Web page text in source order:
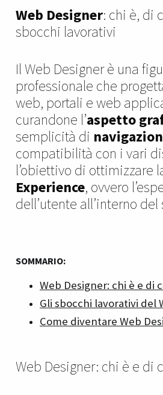
Web Designer: chi è, di
sbocchi lavorativi
Il Web Designer è una
professionale che
web, portali e web
curandone l’aspetto
semplicità di
compatibilità con i vari
l’obiettivo di ottimizzare
Experience, ovvero
dell’utente all’interno del
SOMMARIO:
Web Designer: chi è e di
Gli sbocchi lavorativi del
Come diventare Web
Web Designer: chi è e di